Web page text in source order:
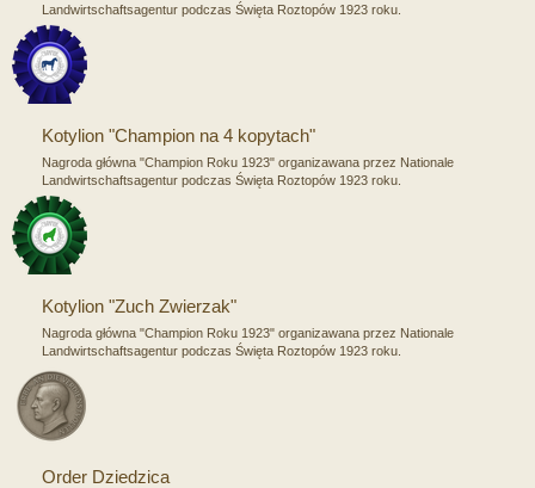
Landwirtschaftsagentur podczas Święta Roztopów 1923 roku.
Kotylion "Champion na 4 kopytach"
Nagroda główna "Champion Roku 1923" organizawana przez Nationale
Landwirtschaftsagentur podczas Święta Roztopów 1923 roku.
Kotylion "Zuch Zwierzak"
Nagroda główna "Champion Roku 1923" organizawana przez Nationale
Landwirtschaftsagentur podczas Święta Roztopów 1923 roku.
Order Dziedzica